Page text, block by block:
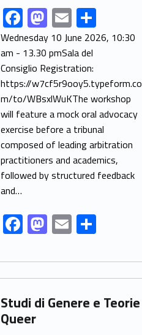
Link identifier share facebook archive #share-link-archive-38772F
ac
e
b
o
o
k
M
as
to
d
o
n
E
m
ai
l
h
e
Wednesday 10 June 2026, 10:30
am - 13.30 pmSala del
Consiglio Registration:
https://w7cf5r9ooy5.typeform.co
m/to/WBsxlWuKThe workshop
will feature a mock oral advocacy
exercise before a tribunal
composed of leading arbitration
practitioners and academics,
followed by structured feedback
and…
F
ac
e
b
o
o
M
as
to
d
o
E
m
ai
l
ar
e
Link identifier archive #link-archive-81345
Studi di Genere e Teorie
Queer